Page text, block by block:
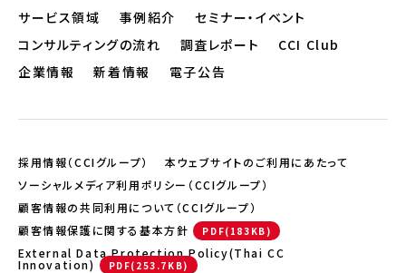
サービス領域 事例紹介
セミナー・イベント
コンサルティングの流れ
調査レポート
CCI Club
企業情報
新着情報 電子公告
採用情報（CCIグループ）
本ウェブサイトのご利用にあたって
ソーシャルメディア利用ポリシー（CCIグループ）
顧客情報の共同利用について（CCIグループ）
顧客情報保護に関する基本方針
External Data Protection Policy(Thai CC
Innovation)